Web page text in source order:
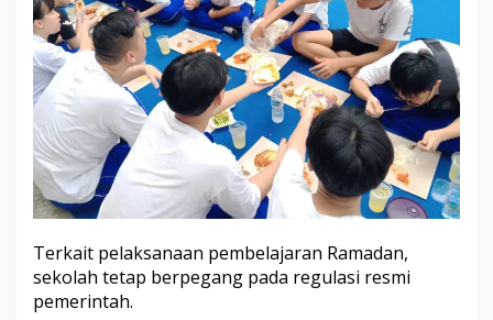
Terkait pelaksanaan pembelajaran Ramadan,
sekolah tetap berpegang pada regulasi resmi
pemerintah.